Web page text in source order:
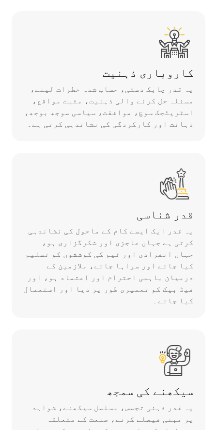
کاروباری ذہنیت
یہ قدر چابک دستی، حساب شدہ خطرات لینے،
مسئلہ حل کرنے والی ذہنیت، مثبت مواقع،
اسٹریٹجک سوچ، موافقت، سیاسی سوجھ بوجھ،
ذہانت اور کارکردگی کی نشاندہی کرتی ہے۔
قدر شناسی
یہ قدر ایک ایسے کام کے ماحول کی نشاندہی
کرتی ہے جہاں عاجزی اور شکرگزاری ہو،
جہاں انفرادی اور ٹیم کی کوششوں کو تسلیم
کیا جائے اور سراہا جائے، ملازمین کے
درمیان باہمی احترام اور اعتماد ہو، اور
فیڈ بیک کو تعمیری طور پر دیا اور استعمال
کیا جائے۔
سیکھنے کی سمجھ
یہ قدر ذہنی تجسس، مسلسل سیکھنے، شواہد
پر مبنی فیصلے کرنے، صنعت کے متعلقہ